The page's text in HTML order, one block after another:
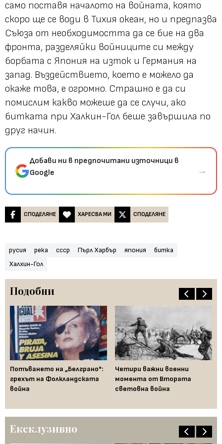
само поставя началото на войната, която
скоро ще се води в Тихия океан, но и предпазва
Съюза от необходимостта да се бие на два
фронта, разделяйки войниците си между
борбата с Япония на изток и Германия на
запад. Въздействието, което е можело да
окаже това, е огромно. Страшно е да си
помислим какво можеше да се случи, ако
битката при Халкин-Гол беше завършила по
друг начин.
Добави ни в предпочитани източници в
Google
→
СПОДЕЛЯНЕ ХАРЕСВА МИ СПОДЕЛЯНЕ
русия река ссср Пърл Харбър япония
битка
Халхин-Гол
Подобни
Потъването на „Белграно":
грехът на Фолкландската
война
Четири важни военни
момента от Втората
световна война
Ексклузивно